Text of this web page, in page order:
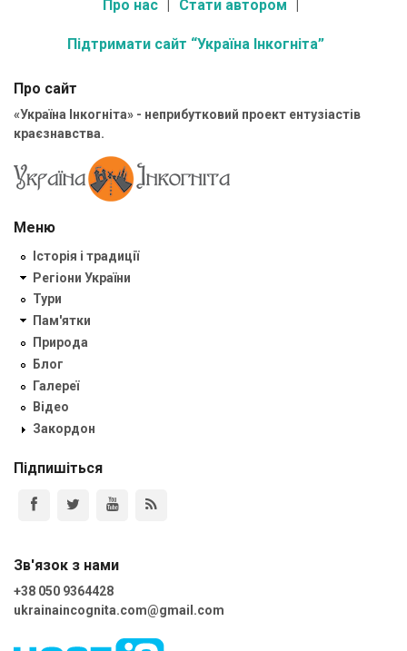
Про нас Стати автором
Підтримати сайт “Україна Інкогніта”
Про сайт
«Україна Інкогніта» - неприбутковий проект ентузіастів
краєзнавства.
Меню
Історія і традиції
Регіони України
Тури
Пам'ятки
Природа
Блог
Галереї
Відео
Закордон
Підпишіться
Зв'язок з нами
+38 050 9364428
ukrainaincognita.com@gmail.com